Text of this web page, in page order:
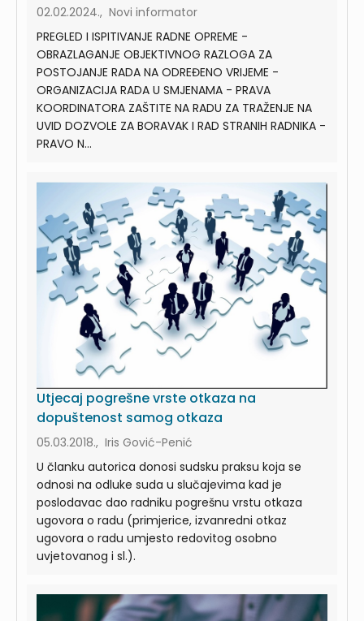
02.02.2024., Novi informator
PREGLED I ISPITIVANJE RADNE OPREME -
OBRAZLAGANJE OBJEKTIVNOG RAZLOGA ZA
POSTOJANJE RADA NA ODREĐENO VRIJEME -
ORGANIZACIJA RADA U SMJENAMA - PRAVA
KOORDINATORA ZAŠTITE NA RADU ZA TRAŽENJE NA
UVID DOZVOLE ZA BORAVAK I RAD STRANIH RADNIKA -
PRAVO N...
Utjecaj pogrešne vrste otkaza na
dopuštenost samog otkaza
05.03.2018., Iris Gović-Penić
U članku autorica donosi sudsku praksu koja se
odnosi na odluke suda u slučajevima kad je
poslodavac dao radniku pogrešnu vrstu otkaza
ugovora o radu (primjerice, izvanredni otkaz
ugovora o radu umjesto redovitog osobno
uvjetovanog i sl.).